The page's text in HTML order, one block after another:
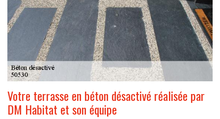
Votre terrasse en béton désactivé réalisée par
DM Habitat et son équipe